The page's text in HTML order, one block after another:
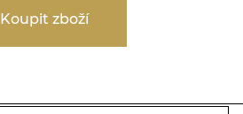
Koupit zboží